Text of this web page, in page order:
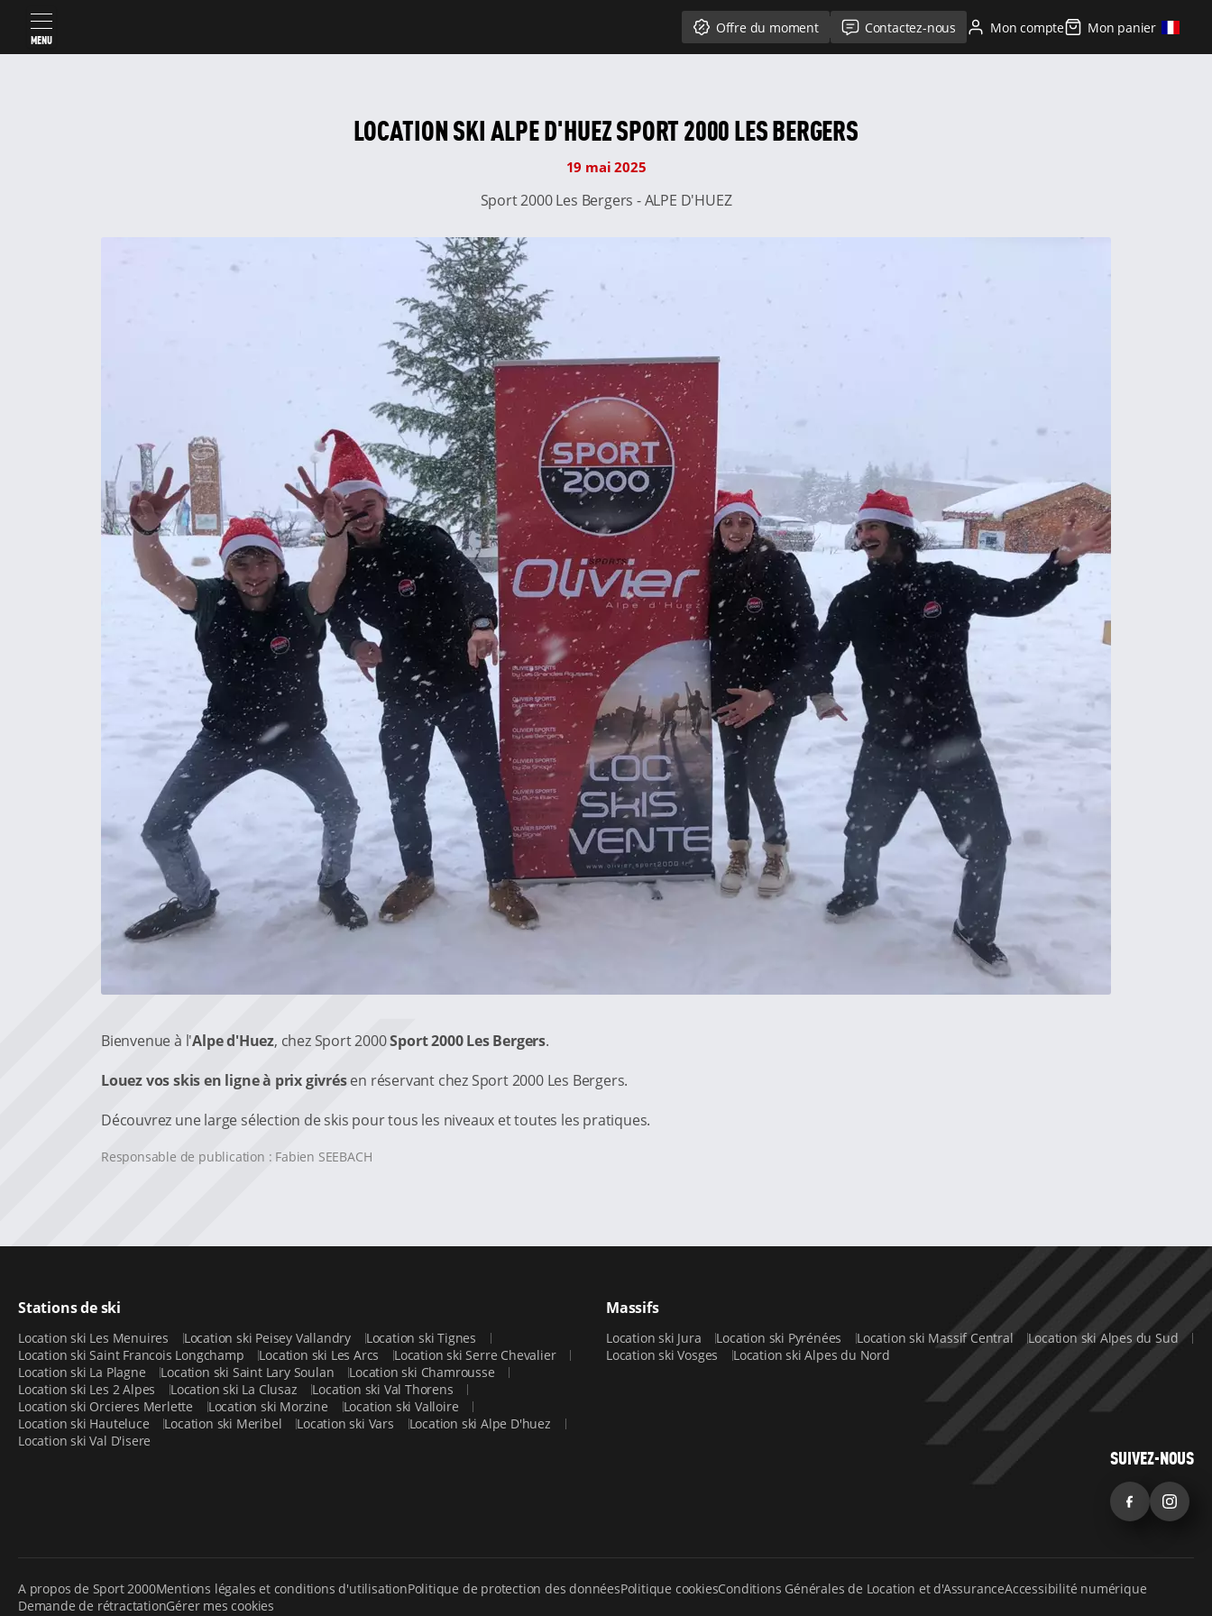
MENU
Offre du moment Contactez-nous Mon compte Mon panier
LOCATION SKI ALPE D'HUEZ SPORT 2000 LES BERGERS
19 mai 2025
Sport 2000 Les Bergers - ALPE D'HUEZ
Bienvenue à l'Alpe d'Huez, chez Sport 2000Sport 2000 Les Bergers.
Louez vos skis en ligne à prix givrésen réservant chez Sport 2000 Les Bergers.
Découvrez une large sélection de skis pour tous les niveaux et toutes les pratiques.
Responsable de publication : Fabien SEEBACH
Stations de ski
Location ski Les Menuires Location ski Peisey Vallandry
Location ski Tignes
Location ski Saint Francois Longchamp
Location ski Les Arcs
Location ski Serre Chevalier
Location ski La Plagne
Location ski Saint Lary Soulan
Location ski Chamrousse
Location ski Les 2 Alpes
Location ski La Clusaz
Location ski Val Thorens
Location ski Orcieres Merlette
Location ski Morzine
Location ski Valloire
Location ski Hauteluce
Location ski Meribel Location ski Vars
Location ski Alpe D'huez
Location ski Val D'isere
Massifs
Location ski Jura Location ski Pyrénées Location ski Massif Central
Location ski Alpes du Sud
Location ski Vosges
Location ski Alpes du Nord
SUIVEZ-NOUS
Facebook
A propos de Sport 2000Mentions légales et conditions d'utilisationPolitique de protection des donnéesPolitique cookiesConditions Générales de Location et d'AssuranceAccessibilité numérique
Demande de rétractationGérer mes cookies